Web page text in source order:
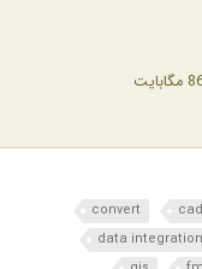
convert
data integration